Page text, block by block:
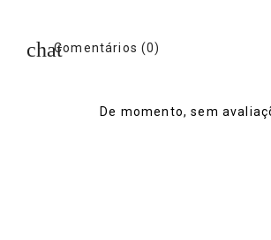
Comentários (0)
De momento, sem